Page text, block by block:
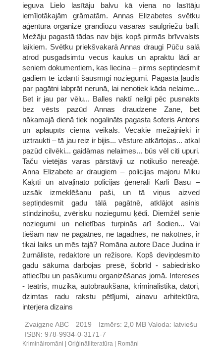
ieguva Lielo lasītāju balvu kā viena no lasītāju
iemīļotākajām grāmatām. Annas Elizabetes svētku
aģentūra organizē grandiozu vasaras saulgriežu balli.
Mežāju pagastā tādas nav bijis kopš pirmās brīvvalsts
laikiem. Svētku priekšvakarā Annas draugi Pūču salā
atrod pusgadsimtu vecus kaulus un apraktu lādi ar
seniem dokumentiem, kas liecina – pirms septiņdesmit
gadiem te izdarīti šausmīgi noziegumi. Pagasta ļaudis
par pagātni labprāt nerunā, lai nenotiek kāda nelaime...
Bet ir jau par vēlu... Balles naktī neilgi pēc pusnakts
bez vēsts pazūd Annas draudzene Zane, bet
nākamajā dienā tiek nogalināts pagasta šoferis Antons
un aplaupīts ciema veikals. Vecākie mežājnieki ir
uztraukti – tā jau reiz ir bijis... vēsture atkārtojas... atkal
pazūd cilvēki... gaidāmas nelaimes... būs vēl citi upuri.
Taču vietējās varas pārstāvji uz notikušo nereaģē.
Anna Elizabete ar draugiem – policijas majoru Miku
Kaķīti un atvaļināto policijas ģenerāli Kārli Basu –
uzsāk izmeklēšanu paši, un tā viņus aizved
septiņdesmit gadu tālā pagātnē, atklājot asinis
stindzinošu, zvērisku noziegumu ķēdi. Diemžēl senie
noziegumi un nelietības turpinās arī šodien... Vai
tiešām nav ne pagātnes, ne tagadnes, ne nākotnes, ir
tikai laiks un mēs tajā? Romāna autore Dace Judina ir
žurnāliste, redaktore un režisore. Kopš deviņdesmito
gadu sākuma darbojas presē, šobrīd - sabiedrisko
attiecību un pasākumu organizēšanas jomā. Intereses
- teātris, mūzika, autobraukšana, kriminālistika, datori,
dzimtas radu rakstu pētījumi, ainavu arhitektūra,
interjera dizains
Zvaigzne ABC 2019 Izmērs: 2,0 MB Valoda: latviešu
ISBN: 978-9934-0-3171-7
Kriminālromāni Oriģinālliteratūra Romāni